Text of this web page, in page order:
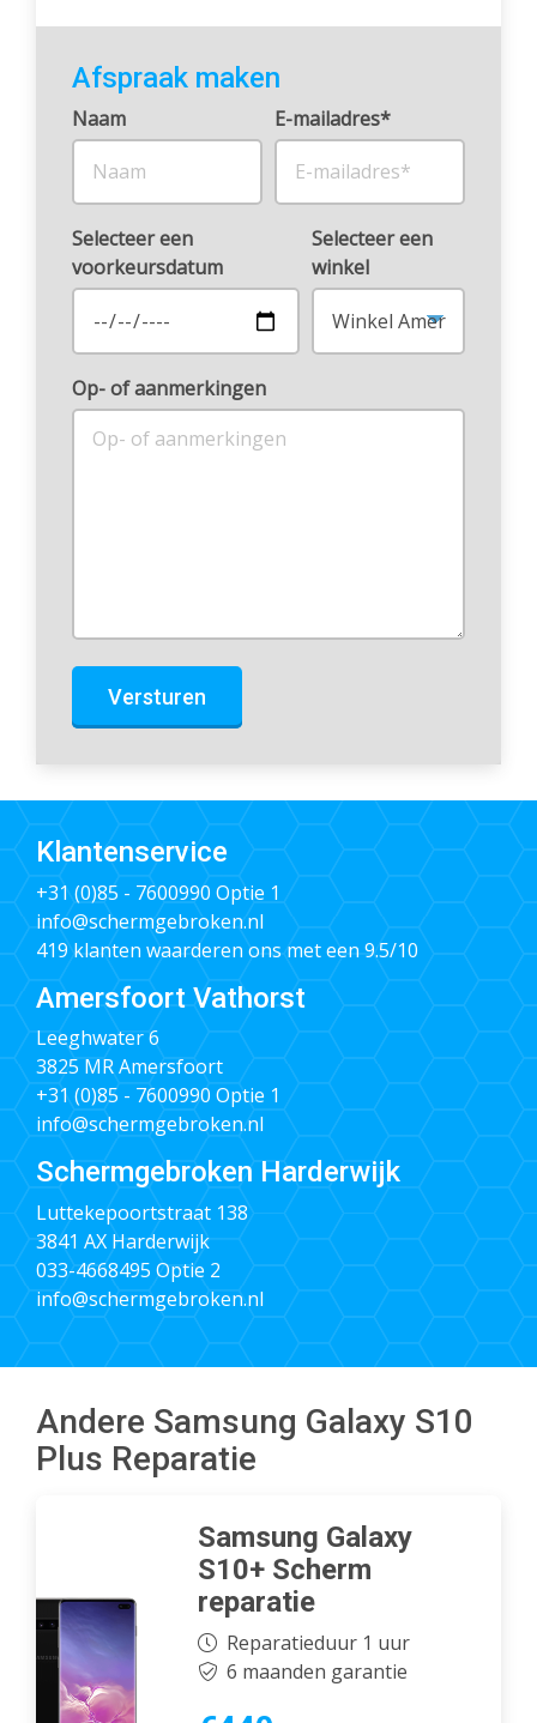
Afspraak maken
Naam E-mailadres*
Selecteer een
voorkeursdatum
Selecteer een
winkel
Op- of aanmerkingen
Versturen
Klantenservice
+31 (0)85 - 7600990 Optie 1
info@schermgebroken.nl
419 klanten waarderen ons met een 9.5/10
Amersfoort Vathorst
Leeghwater 6
3825 MR Amersfoort
+31 (0)85 - 7600990 Optie 1
info@schermgebroken.nl
Schermgebroken Harderwijk
Luttekepoortstraat 138
3841 AX Harderwijk
033-4668495 Optie 2
info@schermgebroken.nl
Andere Samsung Galaxy S10
Plus Reparatie
Samsung Galaxy
S10+ Scherm
reparatie
Reparatieduur 1 uur
6 maanden garantie